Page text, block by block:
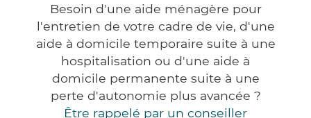
Besoin d'une aide ménagère pour
l'entretien de votre cadre de vie, d'une
aide à domicile temporaire suite à une
hospitalisation ou d'une aide à
domicile permanente suite à une
perte d'autonomie plus avancée ?
Être rappelé par un conseiller